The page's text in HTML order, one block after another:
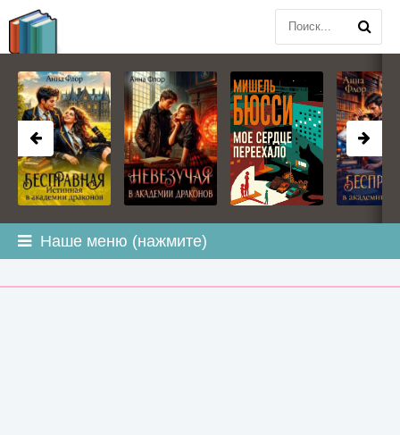
Наше меню (нажмите)
BOOKPLANETA.COM